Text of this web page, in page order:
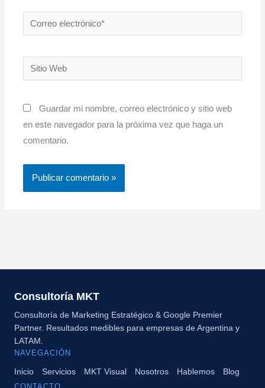
Correo
electrónico*
Sitio
Web
Guardar mi nombre, correo electrónico y sitio web
en este navegador para la próxima vez que haga un
comentario.
Consultoría MKT
Consultoría de Marketing Estratégico & Google Premier
Partner. Resultados medibles para empresas de Argentina y
LATAM.
NAVEGACIÓN
Inicio Servicios MKT Visual Nosotros Hablemos Blog